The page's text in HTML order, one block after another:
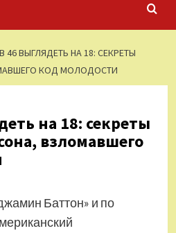
46 ВЫГЛЯДЕТЬ НА 18: СЕКРЕТЫ
КОД МОЛОДОСТИ
на 18: секреты
взломавшего
Баттон» и по